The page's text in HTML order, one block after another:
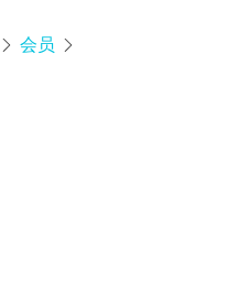
 会员 